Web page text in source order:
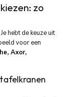
zo
Je hebt de keuze uit
voor een
Axor,